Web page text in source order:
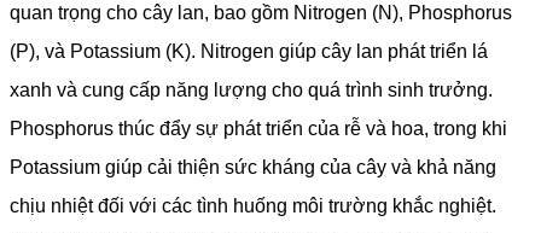
quan trọng cho cây lan, bao gồm Nitrogen (N), Phosphorus
(P), và Potassium (K). Nitrogen giúp cây lan phát triển lá
xanh và cung cấp năng lượng cho quá trình sinh trưởng.
Phosphorus thúc đẩy sự phát triển của rễ và hoa, trong khi
Potassium giúp cải thiện sức kháng của cây và khả năng
chịu nhiệt đối với các tình huống môi trường khắc nghiệt.